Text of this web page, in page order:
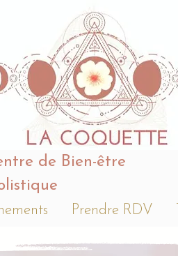
de Bien-être
Prendre RDV